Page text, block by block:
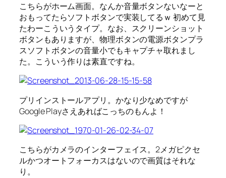
こちらがホーム画面。なんか音量ボタンないなーと
おもってたらソフトボタンで実装してるｗ 初めて見
たわーこういうタイプ。なお、スクリーンショット
ボタンもありますが、物理ボタンの電源ボタンプラ
スソフトボタンの音量小でもキャプチャ取れまし
た。こういう作りは素直ですね。
プリインストールアプリ。かなり少なめですが
Google Playさえあればこっちのもんよ！
こちらがカメラのインターフェイス。2メガピクセ
ルかつオートフォーカスはないので画質はそれな
り。